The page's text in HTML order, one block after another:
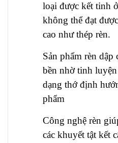
loại được kết tinh
không thể đạt
cao như thép rèn.
Sản phẩm rèn dập
bền nhờ tinh
dạng thớ định
phẩm
Công nghệ rèn
các khuyết tật kết